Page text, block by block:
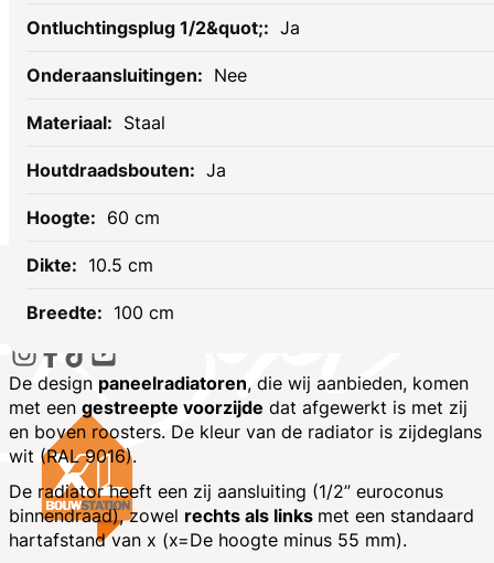
Ja
Nee
Staal
Ja
60 cm
10.5 cm
100 cm
De design paneelradiatoren, die wij aanbieden, komen
met een gestreepte voorzijde dat afgewerkt is met zij
en boven roosters. De kleur van de radiator is zijdeglans
wit (RAL 9016).
De radiator heeft een zij aansluiting (1/2” euroconus
binnendraad), zowel rechts als links met een standaard
hartafstand van x (x=De hoogte minus 55 mm).
Socials